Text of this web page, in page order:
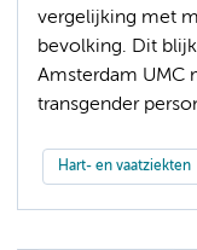
vergelijking met
bevolking. Dit
Amsterdam UMC
transgender
Hart- en vaatziekten